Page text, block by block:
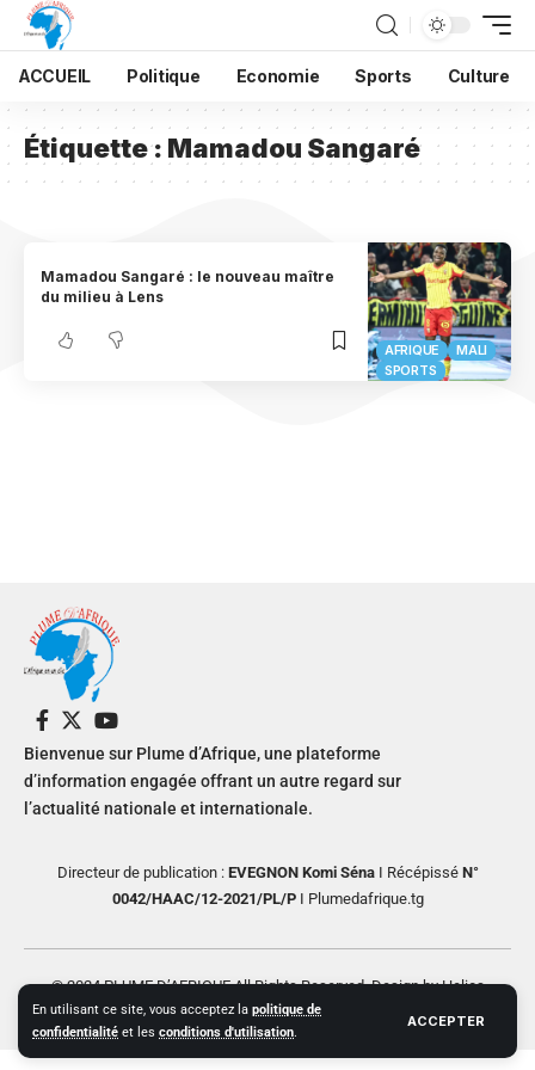
En utilisant ce site, vous acceptez la politique de
confidentialité et les conditions d'utilisation.
ACCEPTER
ACCUEIL Politique Economie Sports Culture
Étiquette : Mamadou Sangaré
AFRIQUE
MALI
SPORTS
Mamadou Sangaré : le nouveau maître
du milieu à Lens
Bienvenue sur Plume d’Afrique, une plateforme
d’information engagée offrant un autre regard sur
l’actualité nationale et internationale.
Directeur de publication : EVEGNON Komi SénaI RécépisséN°
0042/HAAC/12-2021/PL/PI Plumedafrique.tg
© 2024 PLUME D’AFRIQUE All Rights Reserved. Design by Helios
Creative